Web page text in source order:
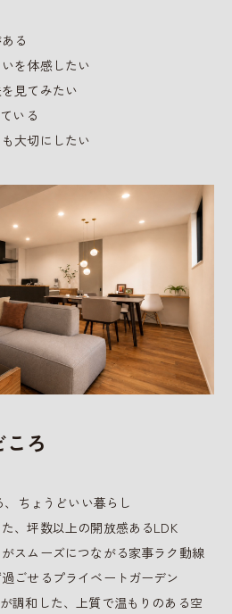
る
を体感したい
見てみたい
いる
大切にしたい
ろ
、ちょうどいい暮らし
、坪数以上の開放感あるLDK
スムーズにつながる家事ラク動線
ごせるプライベートガーデン
調和した、上質で温もりのある空